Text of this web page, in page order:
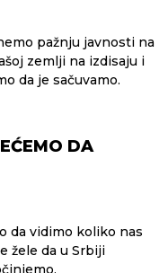
pažnju javnosti na
zemlji na izdisaju i
da je sačuvamo.
DA
da vidimo koliko nas
žele da u Srbiji